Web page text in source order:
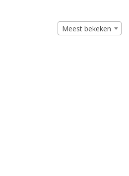
Meest bekeken